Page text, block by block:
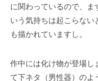
に関わっているので、ま
いう気持ちは起こらな
も描かれていますし。
作中には化け物が登場し
て下ネタ（男性器）のよ